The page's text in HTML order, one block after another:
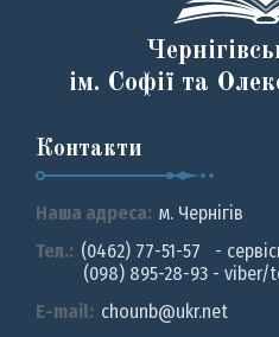
ім. Софії та
Контакти
Наша адреса: м. Чернiгiв
Тел.: (0462) 77-51-57 -
(098) 895-28-93 - viber/
E-mail: chounb@ukr.net